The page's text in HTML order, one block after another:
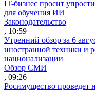
IT-бизнес просит
для обучения ИИ
Законодательство
, 10:59
Утренний обзор за 6
иностранной техники и
национализации
Обзор СМИ
, 09:26
Росимущество проведет